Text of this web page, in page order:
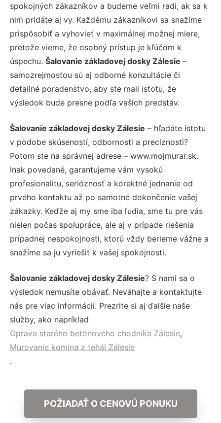
spokojných zákazníkov a budeme veľmi radi, ak sa k
nim pridáte aj vy. Každému zákazníkovi sa snažíme
prispôsobiť a vyhovieť v maximálnej možnej miere,
pretože vieme, že osobný prístup je kľúčom k
úspechu. Šalovanie základovej dosky Zálesie –
samozrejmosťou sú aj odborné konzultácie či
detailné poradenstvo, aby ste mali istotu, že
výsledok bude presne podľa vašich predstáv.
Šalovanie základovej dosky Zálesie – hľadáte istotu
v podobe skúseností, odbornosti a precíznosti?
Potom ste na správnej adrese – www.mojmurar.sk.
Inak povedané, garantujeme vám vysokú
profesionalitu, serióznosť a korektné jednanie od
prvého kontaktu až po samotné dokončenie vašej
zákazky. Keďže aj my sme iba ľudia, sme tu pre vás
nielen počas spolupráce, ale aj v prípade riešenia
prípadnej nespokojnosti, ktorú vždy berieme vážne a
snažíme sa ju vyriešiť k vašej spokojnosti.
Šalovanie základovej dosky Zálesie? S nami sa o
výsledok nemusíte obávať. Neváhajte a kontaktujte
nás pre viac informácií. Prezrite si aj ďalšie naše
služby, ako napríklad
Oprava starého betónového chodníka Zálesie,
Murovanie komína z tehál Zálesie
.
POŽIADAŤ O CENOVÚ PONUKU